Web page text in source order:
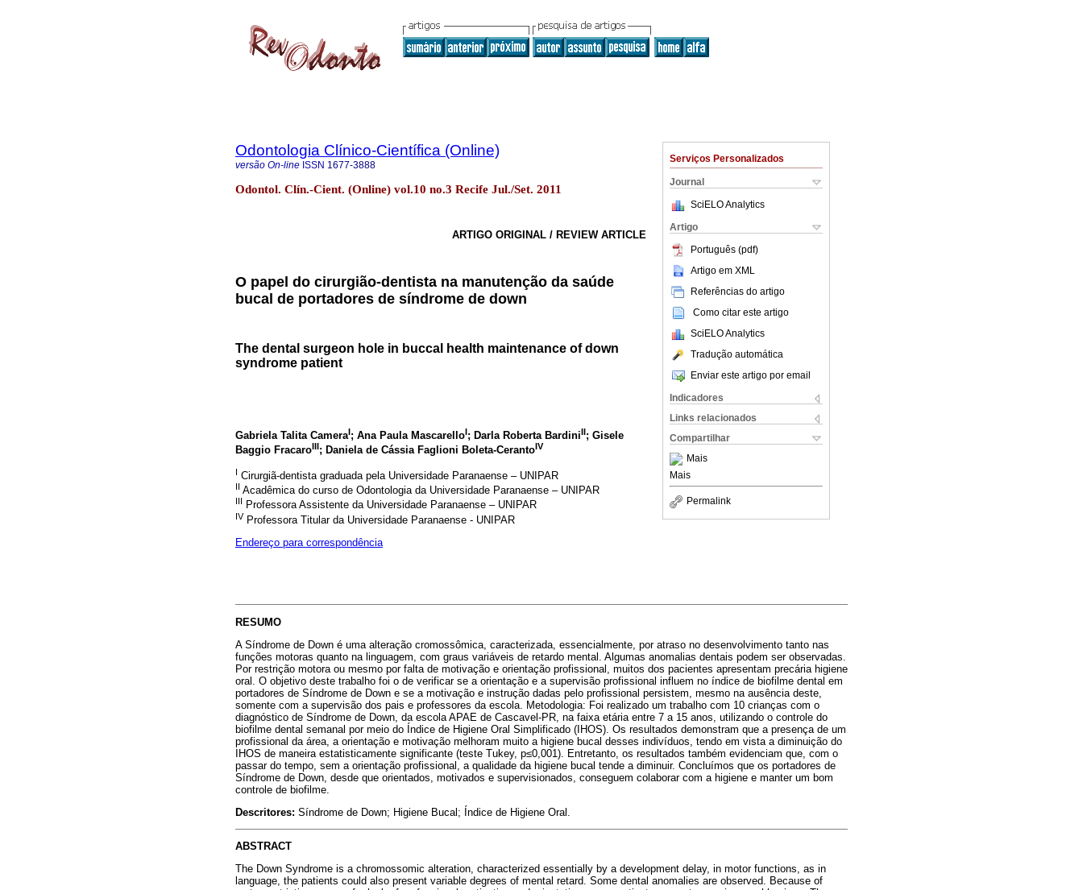
Serviços Personalizados
Journal
SciELO Analytics
Artigo
Português (pdf)
Artigo em XML
Referências do artigo
Como citar este artigo
SciELO Analytics
Tradução automática
Enviar este artigo por email
Indicadores
Links relacionados
Compartilhar
Mais
Mais
Permalink
Odontologia Clínico-Científica (Online)
versão On-line ISSN 1677-3888
Odontol. Clín.-Cient. (Online) vol.10 no.3 Recife Jul./Set. 2011
ARTIGO ORIGINAL / REVIEW ARTICLE
O papel do cirurgião-dentista na manutenção da saúde
bucal de portadores de síndrome de down
The dental surgeon hole in buccal health maintenance of down
syndrome patient
Gabriela Talita CameraI; Ana Paula MascarelloI; Darla Roberta BardiniII; Gisele
Baggio FracaroIII; Daniela de Cássia Faglioni Boleta-CerantoIV
I Cirurgiã-dentista graduada pela Universidade Paranaense – UNIPAR
II Acadêmica do curso de Odontologia da Universidade Paranaense – UNIPAR
III Professora Assistente da Universidade Paranaense – UNIPAR
IV Professora Titular da Universidade Paranaense - UNIPAR
Endereço para correspondência
RESUMO
A Síndrome de Down é uma alteração cromossômica, caracterizada, essencialmente, por atraso no desenvolvimento tanto nas
funções motoras quanto na linguagem, com graus variáveis de retardo mental. Algumas anomalias dentais podem ser observadas.
Por restrição motora ou mesmo por falta de motivação e orientação profissional, muitos dos pacientes apresentam precária higiene
oral. O objetivo deste trabalho foi o de verificar se a orientação e a supervisão profissional influem no índice de biofilme dental em
portadores de Síndrome de Down e se a motivação e instrução dadas pelo profissional persistem, mesmo na ausência deste,
somente com a supervisão dos pais e professores da escola. Metodologia: Foi realizado um trabalho com 10 crianças com o
diagnóstico de Síndrome de Down, da escola APAE de Cascavel-PR, na faixa etária entre 7 a 15 anos, utilizando o controle do
biofilme dental semanal por meio do Índice de Higiene Oral Simplificado (IHOS). Os resultados demonstram que a presença de um
profissional da área, a orientação e motivação melhoram muito a higiene bucal desses indivíduos, tendo em vista a diminuição do
IHOS de maneira estatisticamente significante (teste Tukey, p≤0,001). Entretanto, os resultados também evidenciam que, com o
passar do tempo, sem a orientação profissional, a qualidade da higiene bucal tende a diminuir. Concluímos que os portadores de
Síndrome de Down, desde que orientados, motivados e supervisionados, conseguem colaborar com a higiene e manter um bom
controle de biofilme.
Descritores: Síndrome de Down; Higiene Bucal; Índice de Higiene Oral.
ABSTRACT
The Down Syndrome is a chromossomic alteration, characterized essentially by a development delay, in motor functions, as in
language, the patients could also present variable degrees of mental retard. Some dental anomalies are observed. Because of